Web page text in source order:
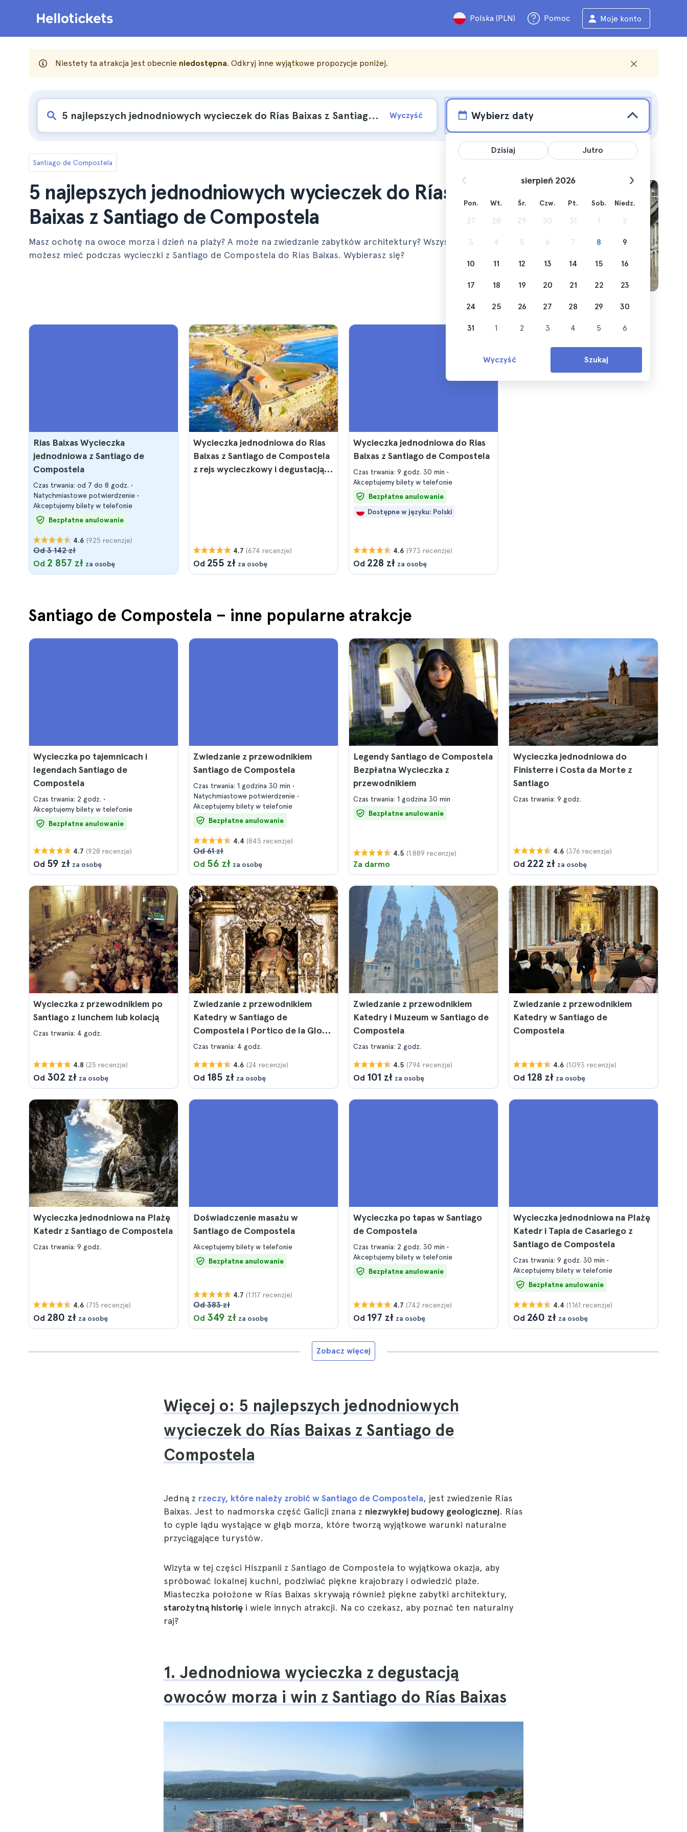
Polska (PLN) Pomoc Moje konto
Niestety ta atrakcja jest obecnie niedostępna. Odkryj inne wyjątkowe propozycje poniżej.
Wyczyść Wybierz daty
Santiago de Compostela
5 najlepszych jednodniowych wycieczek do Rías
Baixas z Santiago de Compostela
Masz ochotę na owoce morza i dzień na plaży? A może na zwiedzanie zabytków architektury? Wszystko to
możesz mieć podczas wycieczki z Santiago de Compostela do Rías Baixas. Wybierasz się?
Rias Baixas Wycieczka
jednodniowa z Santiago de
Compostela
Czas trwania: od 7 do 8 godz.
Natychmiastowe potwierdzenie
Akceptujemy bilety w telefonie
Bezpłatne anulowanie
4.6 (925 recenzje)
Od 3 142 zł
Od 2 857 zł za osobę
Wycieczka jednodniowa do Rias
Baixas z Santiago de Compostela
z rejs wycieczkowy i degustacją
4.7 (674 recenzje)
Od 255 zł za osobę
Wycieczka jednodniowa do Rias
Baixas z Santiago de Compostela
Czas trwania: 9 godz. 30 min
Akceptujemy bilety w telefonie
Bezpłatne anulowanie
Dostępne w języku: Polski
4.6 (973 recenzje)
Od 228 zł za osobę
Santiago de Compostela – inne popularne atrakcje
Wycieczka po tajemnicach i
legendach Santiago de
Compostela
Czas trwania: 2 godz.
Akceptujemy bilety w telefonie
Bezpłatne anulowanie
4.7 (928 recenzje)
Od 59 zł za osobę
Zwiedzanie z przewodnikiem
Santiago de Compostela
Czas trwania: 1 godzina 30 min
Natychmiastowe potwierdzenie
Akceptujemy bilety w telefonie
Bezpłatne anulowanie
4.4 (845 recenzje)
Od 61 zł
Od 56 zł za osobę
Legendy Santiago de Compostela
Bezpłatna Wycieczka z
przewodnikiem
Czas trwania: 1 godzina 30 min
Bezpłatne anulowanie
4.5 (1.889 recenzje)
Za darmo
Wycieczka jednodniowa do
Finisterre i Costa da Morte z
Santiago
Czas trwania: 9 godz.
4.6 (376 recenzje)
Od 222 zł za osobę
Wycieczka z przewodnikiem po
Santiago z lunchem lub kolacją
Czas trwania: 4 godz.
4.8 (25 recenzje)
Od 302 zł za osobę
Zwiedzanie z przewodnikiem
Katedry w Santiago de
Compostela i Portico de la Gloria
z wejściem na dachy
Czas trwania: 4 godz.
4.6 (24 recenzje)
Od 185 zł za osobę
Zwiedzanie z przewodnikiem
Katedry i Muzeum w Santiago de
Compostela
Czas trwania: 2 godz.
4.5 (794 recenzje)
Od 101 zł za osobę
Zwiedzanie z przewodnikiem
Katedry w Santiago de
Compostela
4.6 (1.093 recenzje)
Od 128 zł za osobę
Wycieczka jednodniowa na Plażę
Katedr z Santiago de Compostela
Czas trwania: 9 godz.
4.6 (715 recenzje)
Od 280 zł za osobę
Doświadczenie masażu w
Santiago de Compostela
Akceptujemy bilety w telefonie
Bezpłatne anulowanie
4.7 (1.117 recenzje)
Od 383 zł
Od 349 zł za osobę
Wycieczka po tapas w Santiago
de Compostela
Czas trwania: 2 godz. 30 min
Akceptujemy bilety w telefonie
Bezpłatne anulowanie
4.7 (742 recenzje)
Od 197 zł za osobę
Wycieczka jednodniowa na Plażę
Katedr i Tapia de Casariego z
Santiago de Compostela
Czas trwania: 9 godz. 30 min
Akceptujemy bilety w telefonie
Bezpłatne anulowanie
4.4 (1.161 recenzje)
Od 260 zł za osobę
Zobacz więcej
Więcej o: 5 najlepszych jednodniowych
wycieczek do Rías Baixas z Santiago de
Compostela
Jedną z rzeczy, które należy zrobić w Santiago de Compostela, jest zwiedzenie Rías
Baixas. Jest to nadmorska część Galicji znana z niezwykłej budowy geologicznej. Rías
to cyple lądu wystające w głąb morza, które tworzą wyjątkowe warunki naturalne
przyciągające turystów.
Wizyta w tej części Hiszpanii z Santiago de Compostela to wyjątkowa okazja, aby
spróbować lokalnej kuchni, podziwiać piękne krajobrazy i odwiedzić plaże.
Miasteczka położone w Rías Baixas skrywają również piękne zabytki architektury,
starożytną historię i wiele innych atrakcji. Na co czekasz, aby poznać ten naturalny
raj?
1. Jednodniowa wycieczka z degustacją
owoców morza i win z Santiago do Rías Baixas
Dzisiaj Jutro
sierpień 2026
Pon. Wt. Śr. Czw. Pt. Sob. Niedz.
27 28 29 30 31 1 2
3 4 5 6 7 8 9
10 11 12 13 14 15 16
17 18 19 20 21 22 23
24 25 26 27 28 29 30
31 1 2 3 4 5 6
Wyczyść Szukaj